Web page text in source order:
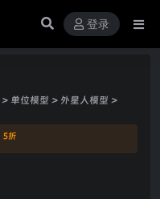
登录
> 单位模型 > 外星人模型 >
5折